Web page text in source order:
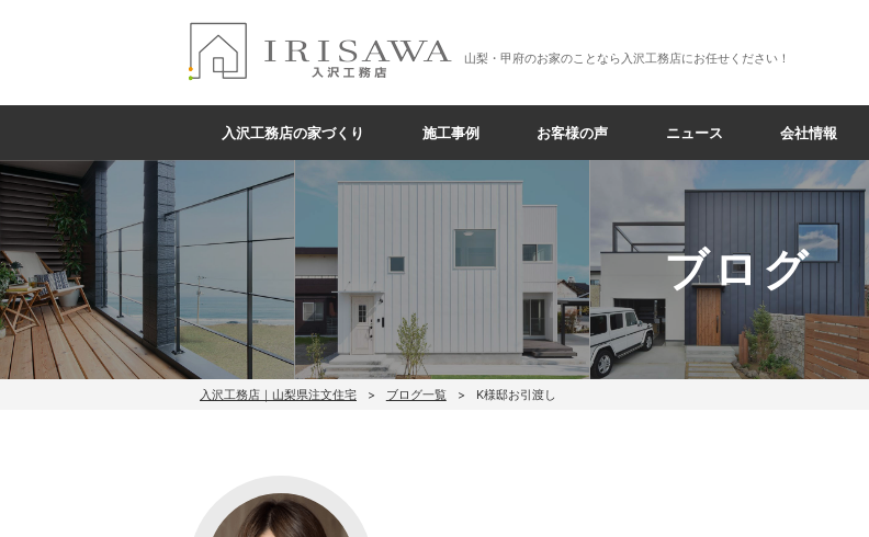
山梨・甲府のお家のことなら入沢工務店にお任せください！
入沢工務店の家づくり 施工事例 お客様の声 ニュース 会社情報
ブログ
入沢工務店｜山梨県注文住宅 ブログ一覧 K様邸お引渡し